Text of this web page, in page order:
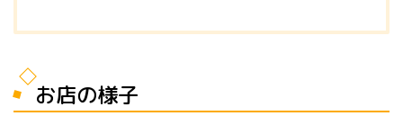
お店の様子